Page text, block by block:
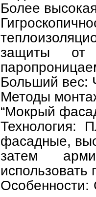
Более
защиты от
Больший вес:
Методы
“Мокрый
Технология:
фасадные,
затем
использовать
Особенности: